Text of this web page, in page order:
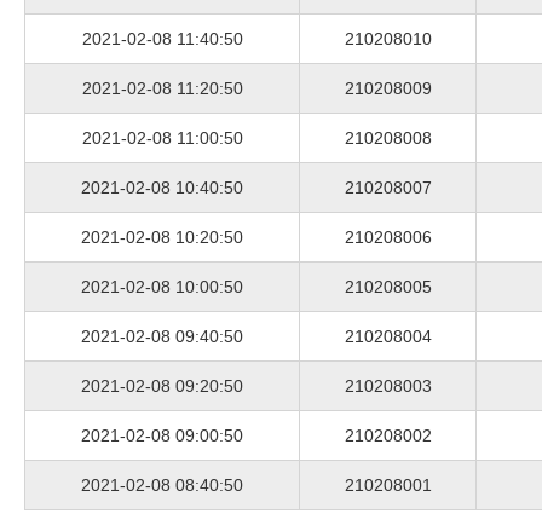
2021-02-08 11:40:50 210208010
2021-02-08 11:20:50 210208009
2021-02-08 11:00:50 210208008
2021-02-08 10:40:50 210208007
2021-02-08 10:20:50 210208006
2021-02-08 10:00:50 210208005
2021-02-08 09:40:50 210208004
2021-02-08 09:20:50 210208003
2021-02-08 09:00:50 210208002
2021-02-08 08:40:50 210208001